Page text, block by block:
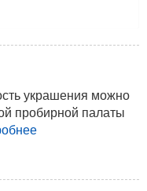
украшения можно
пробирной палаты